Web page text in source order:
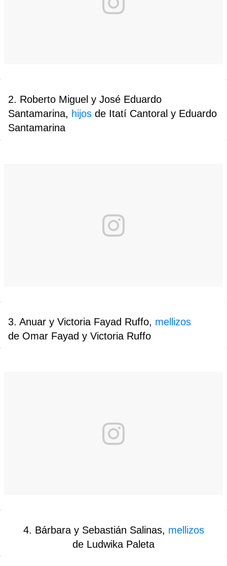
2. Roberto Miguel y José Eduardo
Santamarina, hijos de Itatí Cantoral y Eduardo
Santamarina
3. Anuar y Victoria Fayad Ruffo, mellizos
de Omar Fayad y Victoria Ruffo
4. Bárbara y Sebastián Salinas, mellizos
de Ludwika Paleta